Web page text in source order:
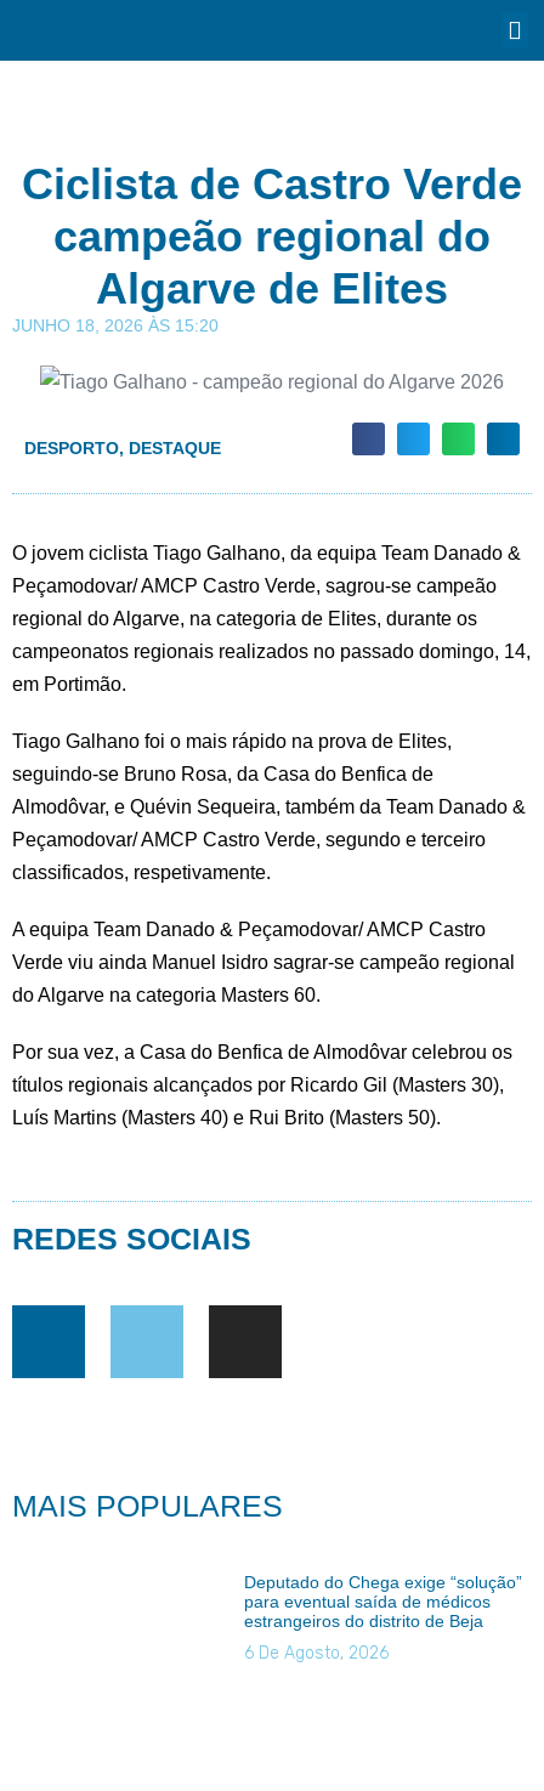
Ciclista de Castro Verde
campeão regional do
Algarve de Elites
JUNHO 18, 2026 ÀS 15:20
DESPORTO, DESTAQUE
O jovem ciclista Tiago Galhano, da equipa Team Danado &
Peçamodovar/ AMCP Castro Verde, sagrou-se campeão
regional do Algarve, na categoria de Elites, durante os
campeonatos regionais realizados no passado domingo, 14,
em Portimão.
Tiago Galhano foi o mais rápido na prova de Elites,
seguindo-se Bruno Rosa, da Casa do Benfica de
Almodôvar, e Quévin Sequeira, também da Team Danado &
Peçamodovar/ AMCP Castro Verde, segundo e terceiro
classificados, respetivamente.
A equipa Team Danado & Peçamodovar/ AMCP Castro
Verde viu ainda Manuel Isidro sagrar-se campeão regional
do Algarve na categoria Masters 60.
Por sua vez, a Casa do Benfica de Almodôvar celebrou os
títulos regionais alcançados por Ricardo Gil (Masters 30),
Luís Martins (Masters 40) e Rui Brito (Masters 50).
REDES SOCIAIS
MAIS POPULARES
Deputado do Chega exige “solução”
para eventual saída de médicos
estrangeiros do distrito de Beja
6 De Agosto, 2026